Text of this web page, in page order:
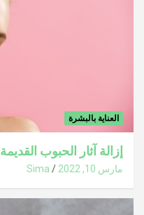
العناية بالبشرة
إزالة آثار الحبوب القديمة
مارس 10, 2022 Sima